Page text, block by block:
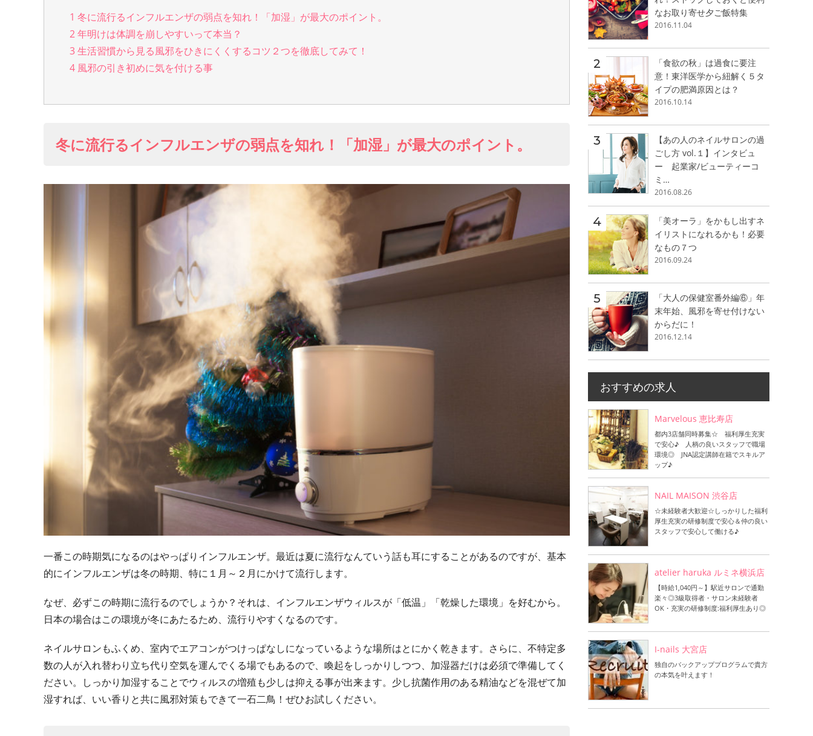
1 冬に流行るインフルエンザの弱点を知れ！「加湿」が最大のポイント。
2年明けは体調を崩しやすいって本当？
3生活習慣から見る風邪をひきにくくするコツ２つを徹底してみて！
4 風邪の引き初めに気を付ける事
冬に流行るインフルエンザの弱点を知れ！「加湿」が最大のポイント。
一番この時期気になるのはやっぱりインフルエンザ。最近は夏に流行なんていう話も耳にすることがあるのですが、基本
的にインフルエンザは冬の時期、特に１月～２月にかけて流行します。
なぜ、必ずこの時期に流行るのでしょうか？それは、インフルエンザウィルスが「低温」「乾燥した環境」を好むから。
日本の場合はこの環境が冬にあたるため、流行りやすくなるのです。
ネイルサロンもふくめ、室内でエアコンがつけっぱなしになっているような場所はとにかく乾きます。さらに、不特定多
数の人が入れ替わり立ち代り空気を運んでくる場でもあるので、喚起をしっかりしつつ、加湿器だけは必須で準備してく
ださい。しっかり加湿することでウィルスの増殖も少しは抑える事が出来ます。少し抗菌作用のある精油などを混ぜて加
湿すれば、いい香りと共に風邪対策もできて一石二鳥！ぜひお試しください。
なお取り寄せ夕ご飯特集
2016.11.04
「食欲の秋」は過食に要注
意！東洋医学から紐解く５タ
イプの肥満原因とは？
2016.10.14
【あの人のネイルサロンの過
ごし方 vol.１】インタビュ
ー 起業家/ビューティーコ
ミ…
2016.08.26
「美オーラ」をかもし出すネ
イリストになれるかも！必要
なもの７つ
2016.09.24
「大人の保健室番外編⑥」年
末年始、風邪を寄せ付けない
からだに！
2016.12.14
おすすめの求人
Marvelous 恵比寿店
都内3店舗同時募集☆ 福利厚生充実
で安心♪ 人柄の良いスタッフで職場
環境◎ JNA認定講師在籍でスキルア
ップ♪
NAIL MAISON 渋谷店
☆未経験者大歓迎☆しっかりした福利
厚生充実の研修制度で安心＆仲の良い
スタッフで安心して働ける♪
atelier haruka ルミネ横浜店
【時給1,040円～】駅近サロンで通勤
楽々◎3級取得者・サロン未経験者
OK・充実の研修制度:福利厚生あり◎
I-nails 大宮店
独自のバックアッププログラムで貴方
の本気を叶えます！